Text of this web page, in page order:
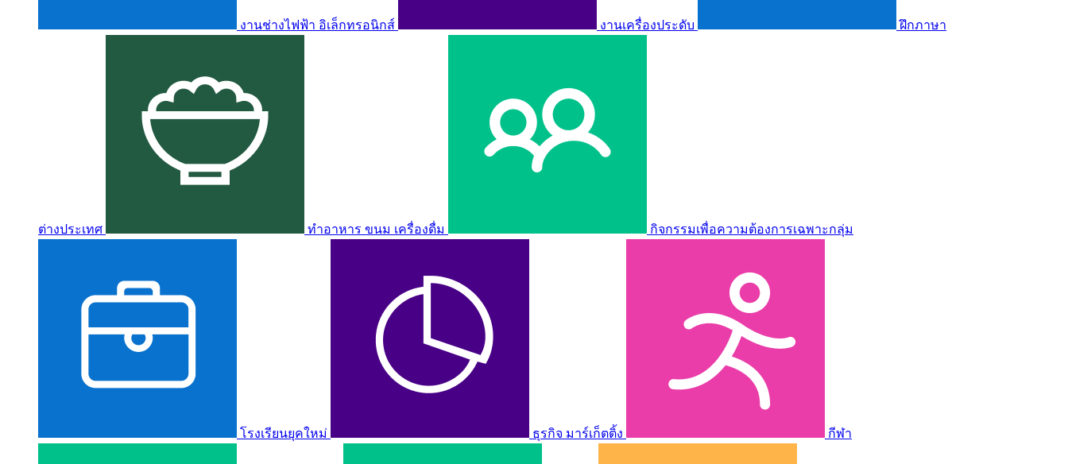
งานช่างไฟฟ้า อิเล็กทรอนิกส์ งานเครื่องประดับ ฝึกภาษา
ต่างประเทศ ทำอาหาร ขนม เครื่องดื่ม กิจกรรมเพื่อความต้องการเฉพาะกลุ่ม
โรงเรียนยุคใหม่ ธุรกิจ มาร์เก็ตติ้ง กีฬา